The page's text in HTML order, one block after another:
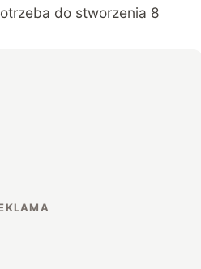
do stworzenia 8